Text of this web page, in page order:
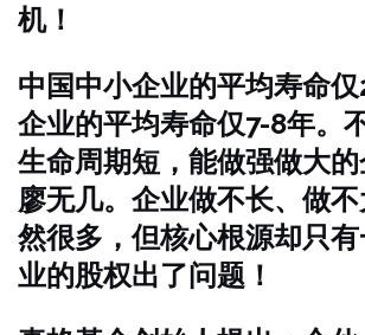
机！
中国中小企业的平均寿命仅
企业的平均寿命仅7-8年。
生命周期短，能做强做大
廖无几。企业做不长、做
然很多，但核心根源却只
业的股权出了问题！